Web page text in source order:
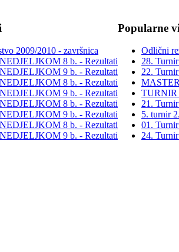
2009/2010 - završnica
8 b. - Rezultati
9 b. - Rezultati
8 b. - Rezultati
9 b. - Rezultati
8 b. - Rezultati
9 b. - Rezultati
8 b. - Rezultati
9 b. - Rezultati
Popularne
Odlični
28.
22.
TURNIR
21.
5. turnir
01.
24.